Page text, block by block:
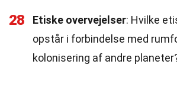
28 Etiske overvejelser: Hvilke
opstår i forbindelse med
kolonisering af andre